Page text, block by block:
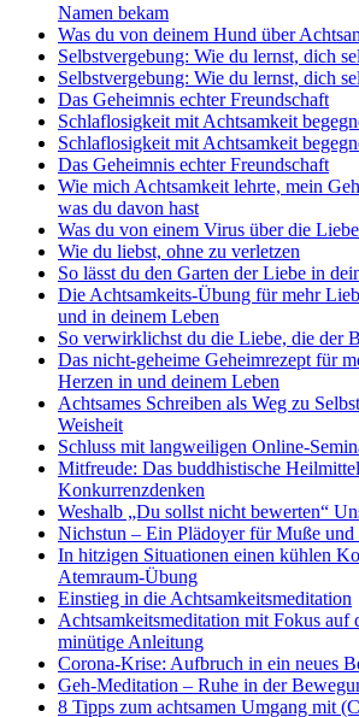
Namen bekam
Was du von deinem Hund über
Selbstvergebung: Wie du lernst, dich
Selbstvergebung: Wie du lernst, dich
Das Geheimnis echter Freundschaft
Schlaflosigkeit mit Achtsamkeit
Schlaflosigkeit mit Achtsamkeit
Das Geheimnis echter Freundschaft
Wie mich Achtsamkeit lehrte, mein
was du davon hast
Was du von einem Virus über die
Wie du liebst, ohne zu verletzen
So lässt du den Garten der Liebe in
Die Achtsamkeits-Übung für mehr
und in deinem Leben
So verwirklichst du die Liebe, die der
Das nicht-geheime Geheimrezept für
Herzen in und deinem Leben
Achtsames Schreiben als Weg zu
Weisheit
Schluss mit langweiligen Online-
Mitfreude: Das buddhistische
Konkurrenzdenken
Weshalb „Du sollst nicht bewerten“
Nichstun – Ein Plädoyer für Muße und
In hitzigen Situationen einen kühlen
Atemraum-Übung
Einstieg in die Achtsamkeitsmeditation
Achtsamkeitsmeditation mit Fokus auf
minütige Anleitung
Corona-Krise: Aufbruch in ein neues
Geh-Meditation – Ruhe in der
8 Tipps zum achtsamen Umgang mit